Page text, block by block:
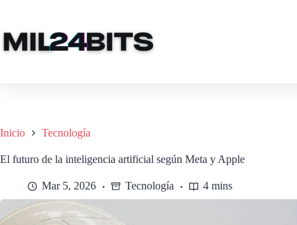
contenido
Inicio Tecnología
El futuro de la inteligencia artificial según Meta y Apple
Mar 5, 2026 Tecnología 4 mins